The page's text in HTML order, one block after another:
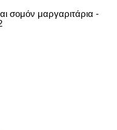
σομόν μαργαριτάρια -